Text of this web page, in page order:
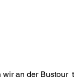
wir an der Bustour